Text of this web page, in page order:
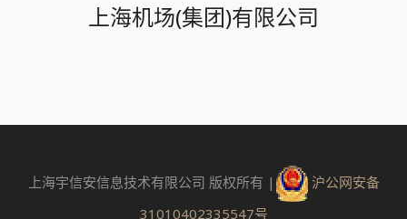
上海机场(集团)有限公司
上海宇信安信息技术有限公司 版权所有 |
沪公网安备
31010402335547号